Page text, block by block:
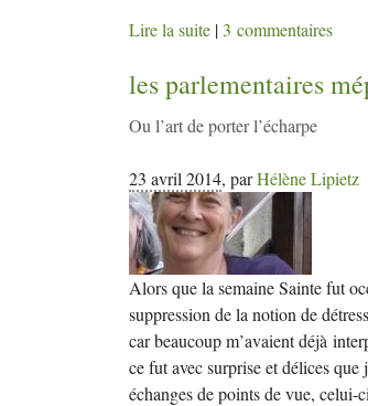
Lire la suite | 3 commentaires
les parlementaires
Ou l’art de porter l’écharpe
23 avril 2014, parHélène Lipietz
Alors que la semaine Sainte fut
suppression de la notion de
car beaucoup m’avaient déjà
ce fut avec surprise et délices
échanges de points de vue,